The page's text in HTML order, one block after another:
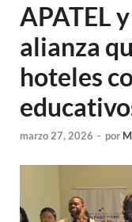
APATEL
alianza
hoteles
marzo 27, 2026 - por